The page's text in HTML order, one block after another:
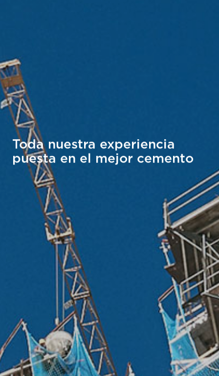
Toda nuestra experiencia
puesta en el mejor cemento